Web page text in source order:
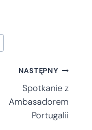
NASTĘPNY
Spotkanie z
Ambasadorem
Portugalii